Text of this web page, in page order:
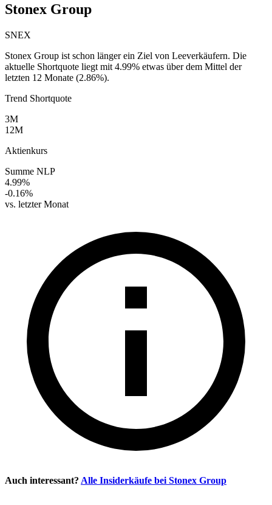
Stonex Group
SNEX
Stonex Group ist schon länger ein Ziel von Leeverkäufern. Die
aktuelle Shortquote liegt mit 4.99% etwas über dem Mittel der
letzten 12 Monate (2.86%).
Trend Shortquote
3M
12M
Aktienkurs
Summe NLP
4.99%
-0.16%
vs. letzter Monat
Auch interessant? Alle Insiderkäufe bei Stonex Group